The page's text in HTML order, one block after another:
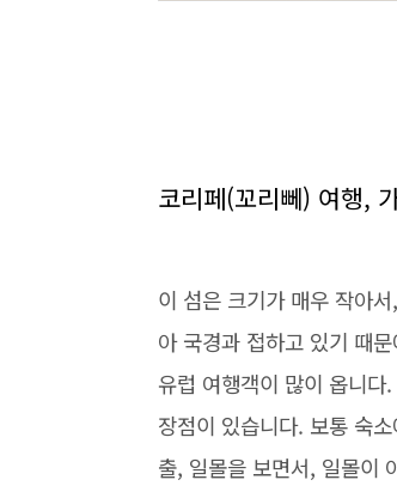
코리페(꼬리뻬) 여행,
이 섬은 크기가 매우 작아
아 국경과 접하고 있기 때
유럽 여행객이 많이 옵니
장점이 있습니다. 보통 숙
출, 일몰을 보면서, 일몰이